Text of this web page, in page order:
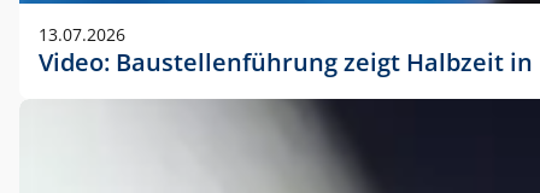
13.07.2026
Video: Baustellenführung zeigt Halbzeit